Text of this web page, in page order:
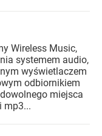
Wireless Music,
systemem audio,
wyświetlaczem
odbiornikiem
miejsca
mp3...